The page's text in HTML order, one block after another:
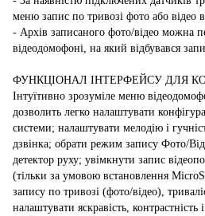
меню запис по тривозі фото або відео
- Архів записаного фото/відео можна
відеодомофоні, на який відбувався
ФУНКЦІОНАЛ ІНТЕРФЕЙСУ ДЛЯ
Інтуїтивно зрозуміле меню
дозволить легко налаштувати
системи; налаштувати мелодію і
дзвінка; обрати режим запису Фото/
детектор руху; увімкнути запис
(тільки за умовою встановлення
запису по тривозі (фото/відео),
налаштувати яскравість, контрастність